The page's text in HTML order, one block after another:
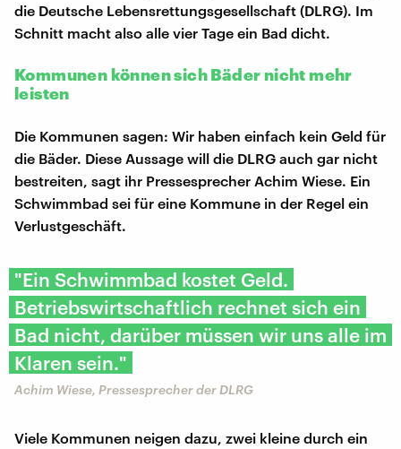
die Deutsche Lebensrettungsgesellschaft (DLRG). Im
Schnitt macht also alle vier Tage ein Bad dicht.
Kommunen können sich Bäder nicht mehr
leisten
Die Kommunen sagen: Wir haben einfach kein Geld für
die Bäder. Diese Aussage will die DLRG auch gar nicht
bestreiten, sagt ihr Pressesprecher Achim Wiese. Ein
Schwimmbad sei für eine Kommune in der Regel ein
Verlustgeschäft.
"Ein Schwimmbad kostet Geld.
Betriebswirtschaftlich rechnet sich ein
Bad nicht, darüber müssen wir uns alle im
Klaren sein."
Achim Wiese, Pressesprecher der DLRG
Viele Kommunen neigen dazu, zwei kleine durch ein